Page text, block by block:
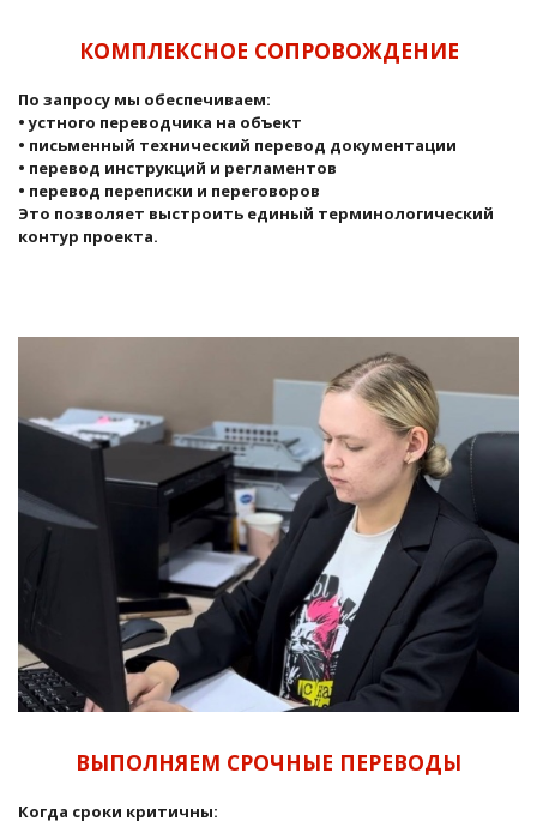
КОМПЛЕКСНОЕ СОПРОВОЖДЕНИЕ
По запросу мы обеспечиваем:
• устного переводчика на объект
• письменный технический перевод документации
• перевод инструкций и регламентов
• перевод переписки и переговоров
Это позволяет выстроить единый терминологический
контур проекта.
ВЫПОЛНЯЕМ СРОЧНЫЕ ПЕРЕВОДЫ
Когда сроки критичны: